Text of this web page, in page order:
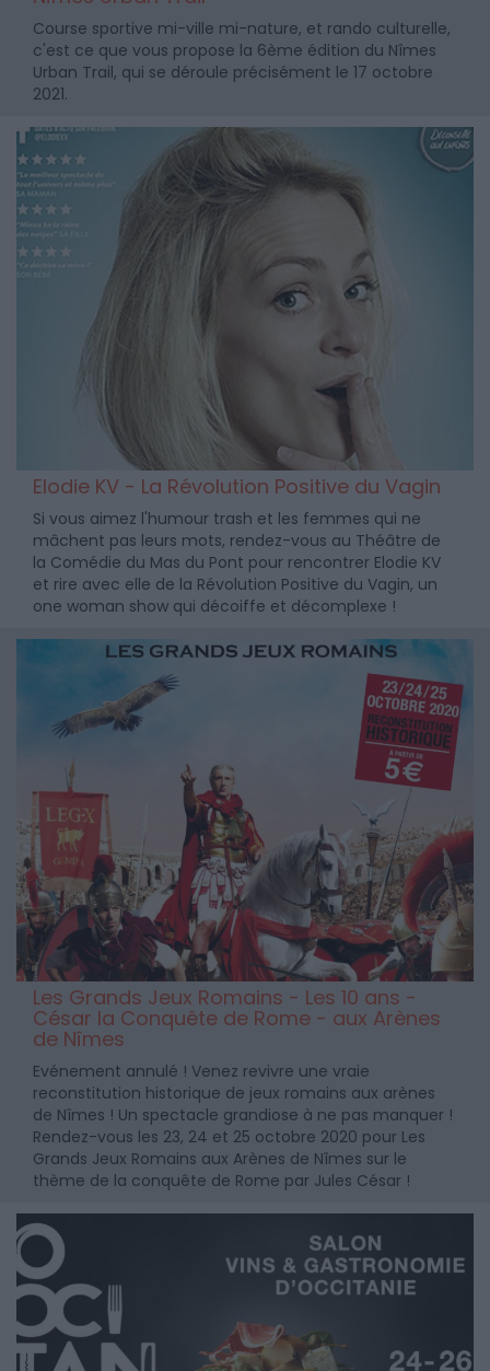
Course sportive mi-ville mi-nature, et rando culturelle,
c'est ce que vous propose la 6ème édition du Nîmes
Urban Trail, qui se déroule précisément le 17 octobre
2021.
Elodie KV - La Révolution Positive du Vagin
Si vous aimez l'humour trash et les femmes qui ne
mâchent pas leurs mots, rendez-vous au Théâtre de
la Comédie du Mas du Pont pour rencontrer Elodie KV
et rire avec elle de la Révolution Positive du Vagin, un
one woman show qui décoiffe et décomplexe !
Les Grands Jeux Romains - Les 10 ans -
César la Conquête de Rome - aux Arènes
de Nîmes
Evénement annulé ! Venez revivre une vraie
reconstitution historique de jeux romains aux arènes
de Nîmes ! Un spectacle grandiose à ne pas manquer !
Rendez-vous les 23, 24 et 25 octobre 2020 pour Les
Grands Jeux Romains aux Arènes de Nîmes sur le
thème de la conquête de Rome par Jules César !